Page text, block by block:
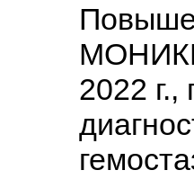
2022